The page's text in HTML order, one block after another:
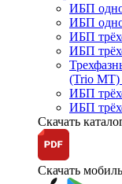
ИБП
ИБП
ИБП
ИБП
(Trio MT)
ИБП
ИБП
Скачать
Скачать